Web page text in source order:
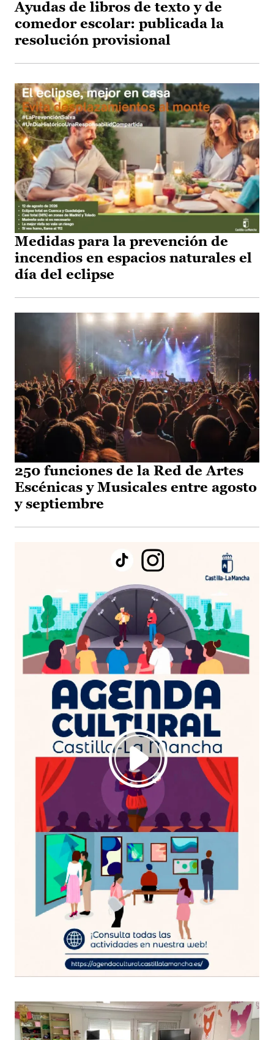
Ayudas de libros de texto y de
comedor escolar: publicada la
resolución provisional
Medidas para la prevención de
incendios en espacios naturales el
día del eclipse
250 funciones de la Red de Artes
Escénicas y Musicales entre agosto
y septiembre